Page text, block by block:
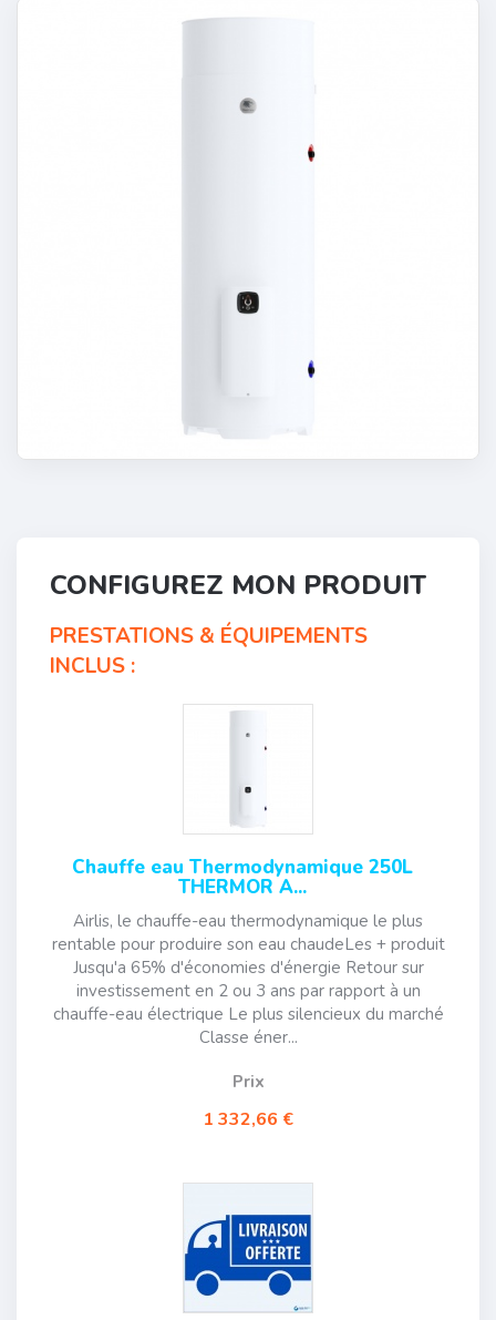
CONFIGUREZ MON PRODUIT
PRESTATIONS & ÉQUIPEMENTS
INCLUS :
Chauffe eau Thermodynamique 250L
THERMOR A...
Airlis, le chauffe-eau thermodynamique le plus
rentable pour produire son eau chaudeLes + produit
Jusqu'a 65% d'économies d'énergie Retour sur
investissement en 2 ou 3 ans par rapport à un
chauffe-eau électrique Le plus silencieux du marché
Classe éner...
Prix
1 332,66 €